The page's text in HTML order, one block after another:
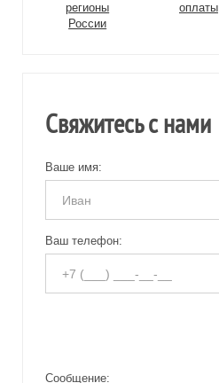
регионы
России
оплаты
Свяжитесь с нами
Ваше имя:
Ваш телефон:
Сообщение: